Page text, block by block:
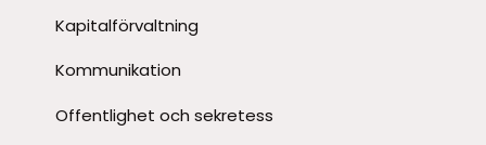
Kapitalförvaltning
Kommunikation
Offentlighet och sekretess